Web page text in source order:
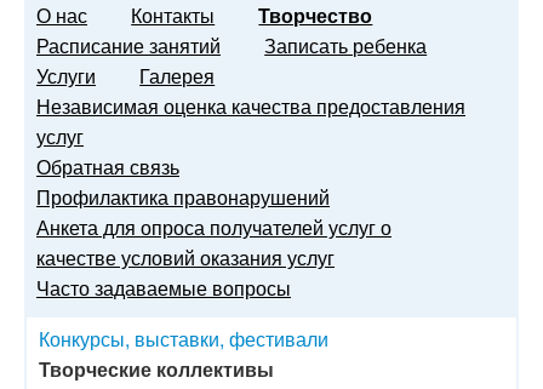
О нас Контакты
Творчество
Расписание занятий
Записать ребенка
Услуги
Галерея
Независимая оценка качества предоставления
услуг
Обратная связь
Профилактика правонарушений
Анкета для опроса получателей услуг о
качестве условий оказания услуг
Часто задаваемые вопросы
Конкурсы, выставки, фестивали
Творческие коллективы